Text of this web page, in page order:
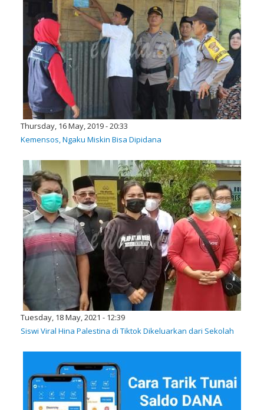
Thursday, 16 May, 2019 - 20:33
Kemensos, Ngaku Miskin Bisa Dipidana
Tuesday, 18 May, 2021 - 12:39
Siswi Viral Hina Palestina di Tiktok Dikeluarkan dari Sekolah